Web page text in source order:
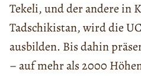
Tekeli, und der andere in
Tadschikistan, wird die
ausbilden. Bis dahin
– auf mehr als 2000